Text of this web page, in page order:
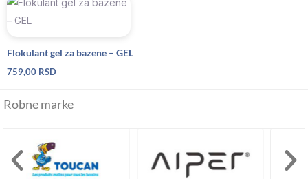
Flokulant gel za bazene – GEL
759,00 RSD
Robne marke